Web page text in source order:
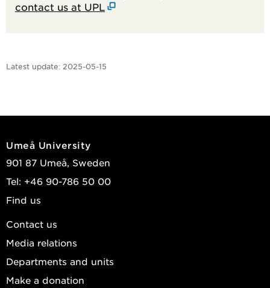
contact us at UPL
Latest update: 2025-05-15
Umeå University
901 87 Umeå, Sweden
Tel: +46 90-786 50 00
Find us
Contact us
Media relations
Departments and units
Make a donation